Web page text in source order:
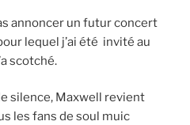
annoncer un futur concert
lequel j’ai été invité au
scotché.
silence, Maxwell revient
les fans de soul muic